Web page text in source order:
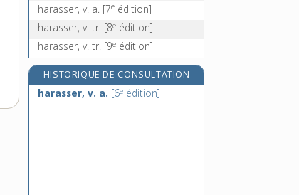
harasser, v. a. [7e édition]
harasser, v. tr. [8e édition]
harasser, v. tr. [9e édition]
HISTORIQUE DE CONSULTATION
harasser, v. a. [6e édition]